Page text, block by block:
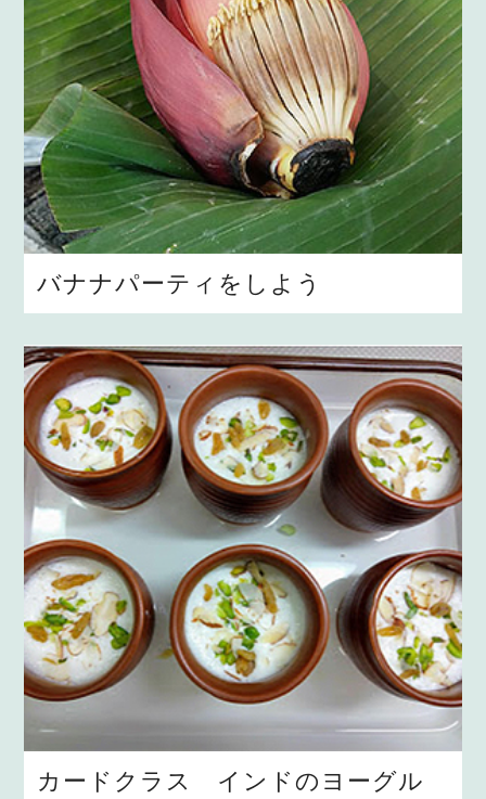
バナナパーティをしよう
カードクラス インドのヨーグル